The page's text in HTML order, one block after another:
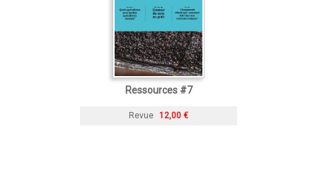
Ressources #7
Revue 12,00 €